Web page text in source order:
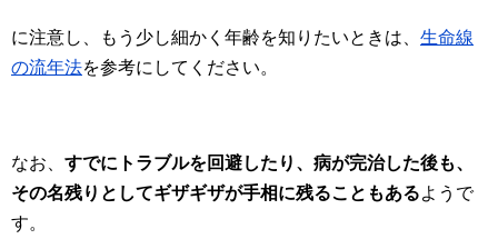
に注意し、もう少し細かく年齢を知りたいときは、 生命線
の流年法を参考にしてください。
なお、 すでにトラブルを回避したり、病が完治した後も、
その名残りとしてギザギザが手相に残ることもあるようで
す。